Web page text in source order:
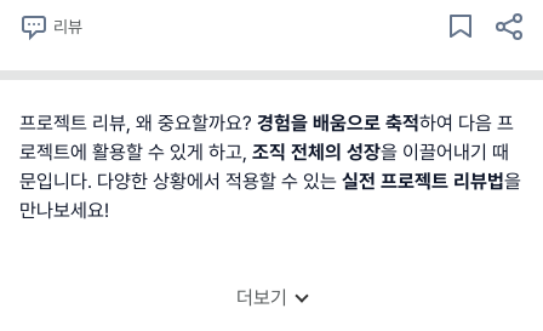
리뷰
프로젝트 리뷰, 왜 중요할까요? 경험을 배움으로 축적하여 다음 프
로젝트에 활용할 수 있게 하고, 조직 전체의 성장을 이끌어내기 때
문입니다. 다양한 상황에서 적용할 수 있는 실전 프로젝트 리뷰법을
만나보세요!
더보기